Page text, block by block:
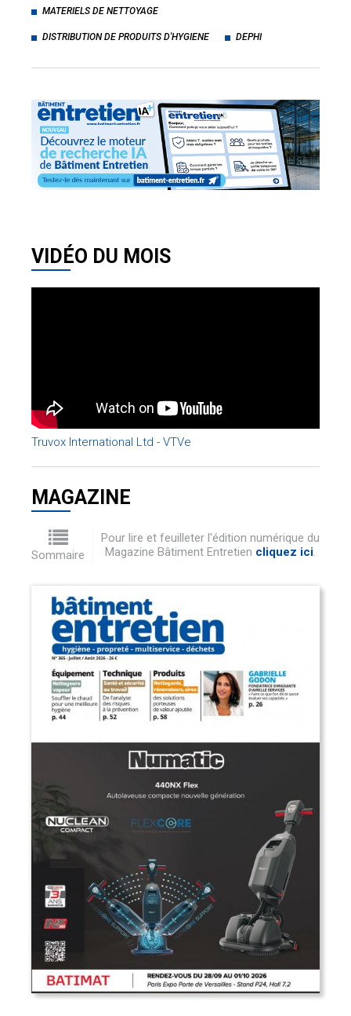
MATERIELS DE NETTOYAGE
DISTRIBUTION DE PRODUITS D'HYGIENE DEPHI
VIDÉO DU MOIS
Truvox International Ltd - VTVe
MAGAZINE
Sommaire
Pour lire et feuilleter l'édition numérique du
Magazine Bâtiment Entretien cliquez ici.